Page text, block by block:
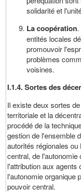
solidarité et
La coopération
entités locales
promouvoir
problèmes
voisines.
I.1.4. Sortes des
Il existe deux sortes
territoriale et la
procédé de la
gestion de l'ensemble
autorités régionales
central, de
l'attribution aux
l'autonomie organique
pouvoir central.